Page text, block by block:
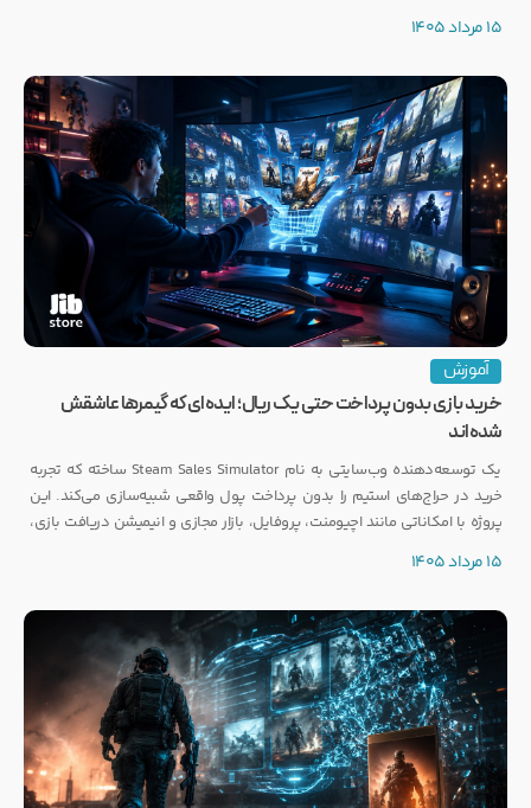
15 مرداد 1405
آموزش
خرید بازی بدون پرداخت حتی یک ریال؛ ایده‌ای که گیمرها عاشقش
شده‌اند
یک توسعه‌دهنده وب‌سایتی به نام Steam Sales Simulator ساخته که تجربه
خرید در حراج‌های استیم را بدون پرداخت پول واقعی شبیه‌سازی می‌کند. این
پروژه با امکاناتی مانند اچیومنت، پروفایل، بازار مجازی و انیمیشن دریافت بازی،
15 مرداد 1405